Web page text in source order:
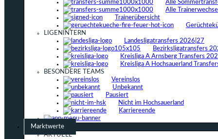
Alle
Alle
Trainerübersicht
LIGENINTERN
Landesligatransfers 2026|27
Bezirksligatransfers
Kreisliga A Arnsberg Transfers
Kreisliga A Hochsauerland
BESONDERE TEAMS
Vereinslos
Unbekannt
Pausiert
Nicht im Hochsauerland
Karriereende
Marktwerte
AKTUELL